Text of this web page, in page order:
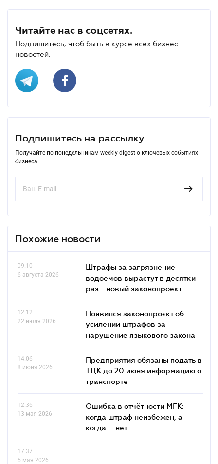
Читайте нас в соцсетях.
Подпишитесь, чтоб быть в курсе всех бизнес-
новостей.
Подпишитесь на рассылку
Получайте по понедельникам weekly-digest о ключевых событиях
бизнеса
Похожие новости
09.10
6 августа 2026
Штрафы за загрязнение
водоемов вырастут в десятки
раз - новый законопроект
12.12
22 июля 2026
Появился законопроєкт об
усилении штрафов за
нарушение языкового закона
14.06
8 июня 2026
Предприятия обязаны подать в
ТЦК до 20 июня информацию о
транспорте
12.36
13 мая 2026
Ошибка в отчётности МГК:
когда штраф неизбежен, а
когда – нет
17.37
5 мая 2026